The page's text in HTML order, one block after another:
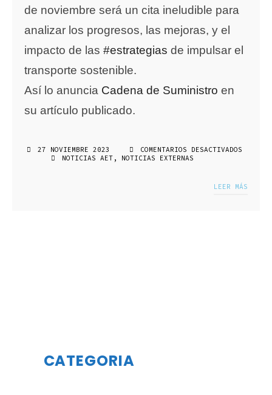
de noviembre será un cita ineludible para
analizar los progresos, las mejoras, y el
impacto de las #estrategias de impulsar el
transporte sostenible.
Así lo anuncia Cadena de Suministro en
su artículo publicado.
27 NOVIEMBRE 2023
COMENTARIOS DESACTIVADOS
NOTICIAS AET , NOTICIAS EXTERNAS
LEER MÁS
CATEGORIA